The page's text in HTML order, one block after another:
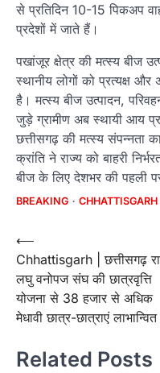
से प्रतिदिन 10-15 पिकअप
प्रदेशों में जाते हैं।
पखांजूर क्षेत्र की मत्स्य बीज
स्थानीय लोगों को प्रत्यक्ष और
है। मत्स्य बीज उत्पादन,
जुड़े ग्रामीण अब स्थायी आय
छत्तीसगढ़ की मत्स्य संपन्नता
क्रांति ने राज्य को बाहरी
बीज के लिए देशभर की पहली
BREAKING CHHATTISGARH
Post
navigation
⟵
Chhattisgarh | छत्तीसगढ़
लघु वनोपज संघ की छात्रवृत्ति
योजना से 38 हजार से अधिक
मेधावी छात्र-छात्राएं लाभान्वित
Related Posts